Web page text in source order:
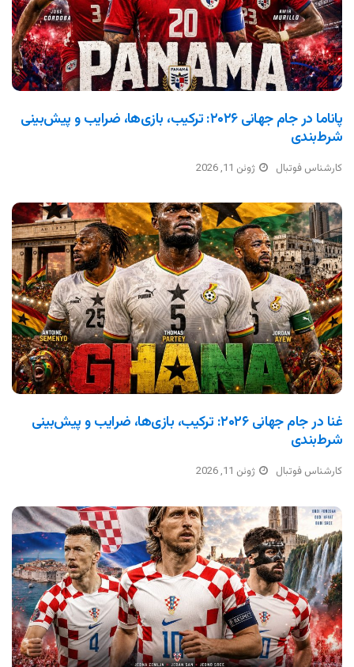
پاناما در جام جهانی ۲۰۲۶: ترکیب، بازی‌ها، ضرایب و پیش‌بینی
شرط‌بندی
کارشناس فوتبال ژوئن 11, 2026
غنا در جام جهانی ۲۰۲۶: ترکیب، بازی‌ها، ضرایب و پیش‌بینی
شرط‌بندی
کارشناس فوتبال ژوئن 11, 2026